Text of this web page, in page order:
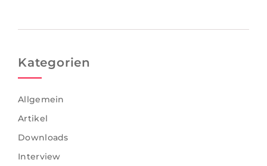
Kategorien
Allgemein
Artikel
Downloads
Interview